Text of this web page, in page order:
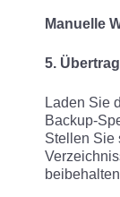
Manuelle
5.
Laden Sie
Backup-
Stellen Sie